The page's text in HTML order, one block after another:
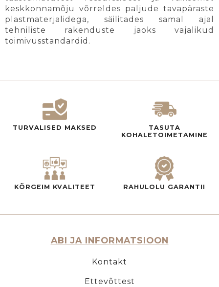
keskkonnamõju võrreldes paljude tavapäraste
plastmaterjalidega, säilitades samal ajal
tehniliste rakenduste jaoks vajalikud
toimivusstandardid.
TURVALISED MAKSED
TASUTA
KOHALETOIMETAMINE
KÕRGEIM KVALITEET RAHULOLU GARANTII
ABI JA INFORMATSIOON
Kontakt
Ettevõttest